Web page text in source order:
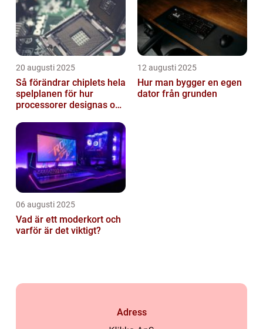
20 augusti 2025
Så förändrar chiplets hela
spelplanen för hur
processorer designas och
12 augusti 2025
Hur man bygger en egen
dator från grunden
06 augusti 2025
Vad är ett moderkort och
varför är det viktigt?
Adress